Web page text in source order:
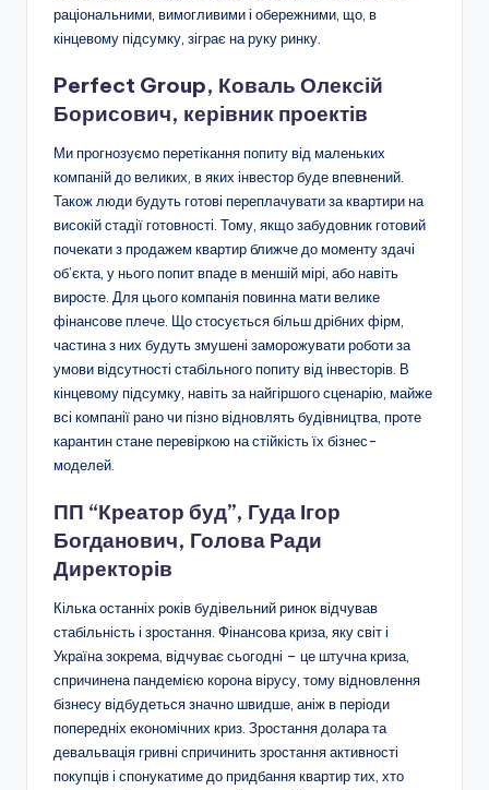
раціональними, вимогливими і обережними, що, в
кінцевому підсумку, зіграє на руку ринку.
Perfect Group, Коваль Олексій
Борисович, керівник проектів
Ми прогнозуємо перетікання попиту від маленьких
компаній до великих, в яких інвестор буде впевнений.
Також люди будуть готові переплачувати за квартири на
високій стадії готовності. Тому, якщо забудовник готовий
почекати з продажем квартир ближче до моменту здачі
об’єкта, у нього попит впаде в меншій мірі, або навіть
виросте. Для цього компанія повинна мати велике
фінансове плече. Що стосується більш дрібних фірм,
частина з них будуть змушені заморожувати роботи за
умови відсутності стабільного попиту від інвесторів. В
кінцевому підсумку, навіть за найгіршого сценарію, майже
всі компанії рано чи пізно відновлять будівництва, проте
карантин стане перевіркою на стійкість їх бізнес-
моделей.
ПП “Креатор буд”, Гуда Ігор
Богданович, Голова Ради
Директорів
Кілька останніх років будівельний ринок відчував
стабільність і зростання. Фінансова криза, яку світ і
Україна зокрема, відчуває сьогодні – це штучна криза,
спричинена пандемією корона вірусу, тому відновлення
бізнесу відбудеться значно швидше, аніж в періоди
попередніх економічних криз. Зростання долара та
девальвація гривні спричинить зростання активності
покупців і спонукатиме до придбання квартир тих, хто